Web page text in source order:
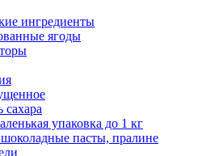
ингредиенты
ягоды
сахара
упаковка до 1 кг
пасты, пралине